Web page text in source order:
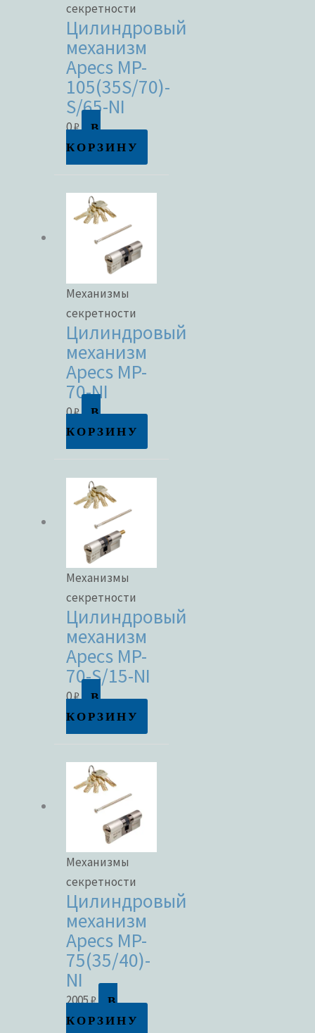
секретности
Цилиндровый
механизм
Apecs MP-
105(35S/70)-
S/65-NI
0₽
В
КОРЗИНУ
Механизмы
секретности
Цилиндровый
механизм
Apecs MP-
70-NI
0₽
В
КОРЗИНУ
Механизмы
секретности
Цилиндровый
механизм
Apecs MP-
70-S/15-NI
0₽
В
КОРЗИНУ
Механизмы
секретности
Цилиндровый
механизм
Apecs MP-
75(35/40)-
NI
2005₽
В
КОРЗИНУ